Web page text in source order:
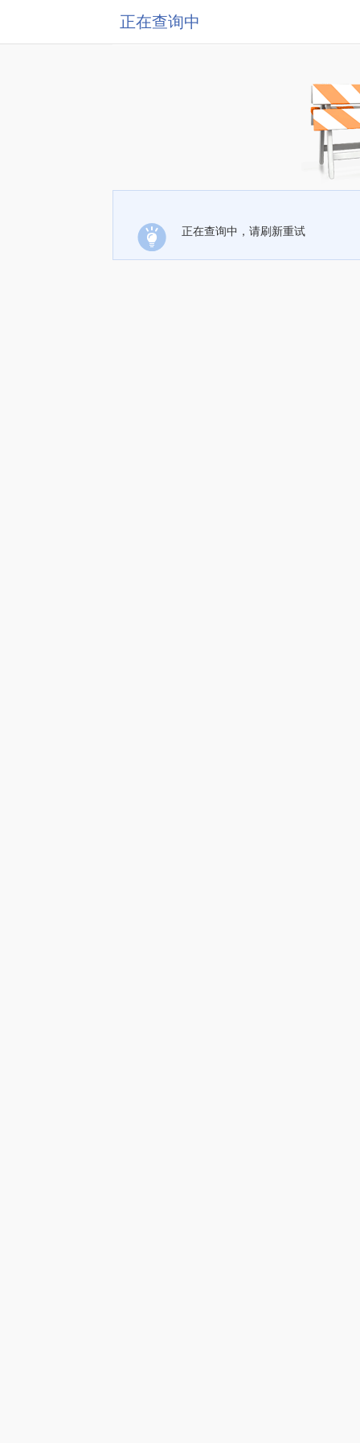
正在查询中
正在查询中，请刷新重试